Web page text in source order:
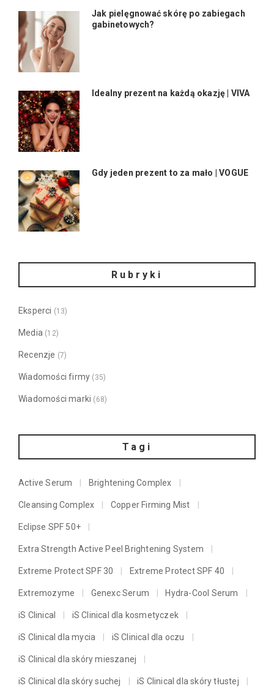
Jak pielęgnować skórę po zabiegach
gabinetowych?
Idealny prezent na każdą okazję | VIVA
Gdy jeden prezent to za mało | VOGUE
Rubryki
Eksperci (13)
Media (12)
Recenzje (7)
Wiadomości firmy (35)
Wiadomości marki (68)
Tagi
Active Serum Brightening Complex
Cleansing Complex Copper Firming Mist
Eclipse SPF 50+
Extra Strength Active Peel Brightening System
Extreme Protect SPF 30 Extreme Protect SPF 40
Extremozyme Genexc Serum Hydra-Cool Serum
iS Clinical iS Clinical dla kosmetyczek
iS Clinical dla mycia iS Clinical dla oczu
iS Clinical dla skóry mieszanej
iS Clinical dla skóry suchej iS Clinical dla skóry tłustej